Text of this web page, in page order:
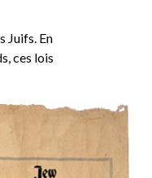
Juifs. En
ces lois